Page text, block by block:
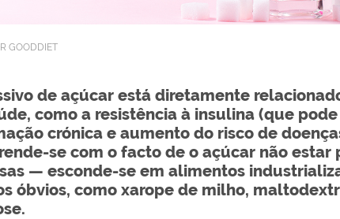
GOODDIET
de açúcar está diretamente
como a resistência à insulina (que
crónica e aumento do risco de
se com o facto de o açúcar não estar
— esconde-se em alimentos
óbvios, como xarope de milho,